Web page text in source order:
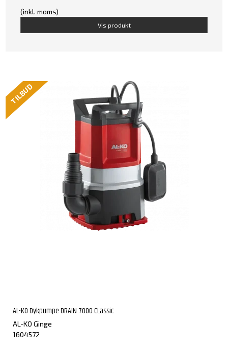
(inkl. moms)
Vis produkt
TILBUD
AL-KO Dykpumpe DRAIN 7000 CLassic
AL-KO Ginge
1604572